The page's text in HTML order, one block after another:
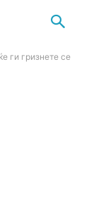
ги гризнете се